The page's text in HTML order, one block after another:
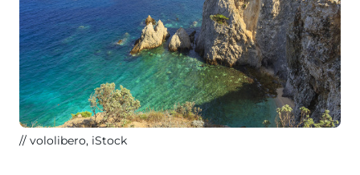
vololibero, iStock